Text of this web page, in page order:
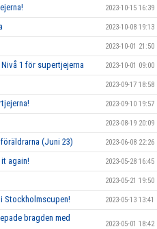
2023-10-15 16:39
2023-10-08 19:13
2023-10-01 21:50
1 för supertjejerna 2023-10-01 09:00
2023-09-17 18:58
2023-09-10 19:57
2023-08-19 20:09
(Juni 23) 2023-06-08 22:26
it again! 2023-05-28 16:45
2023-05-21 19:50
Stockholmscupen! 2023-05-13 13:41
bragden med
2023-05-01 18:42